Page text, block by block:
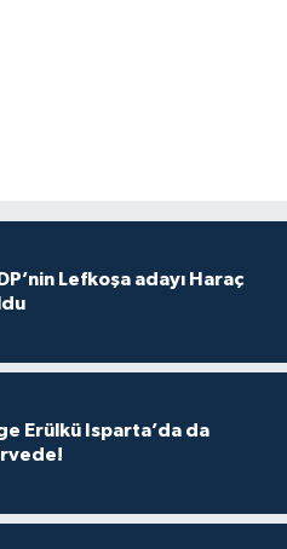
Lefkoşa adayı Haraç
Erülkü Isparta’da da